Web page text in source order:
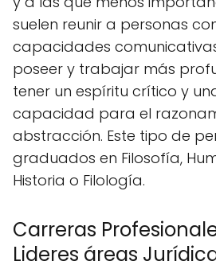
suelen reunir a personas
capacidades
poseer y trabajar más
tener un espíritu crítico y
capacidad para el
abstracción. Este tipo de
graduados en Filosofía,
Historia o Filología.
Carreras
Lideres áreas